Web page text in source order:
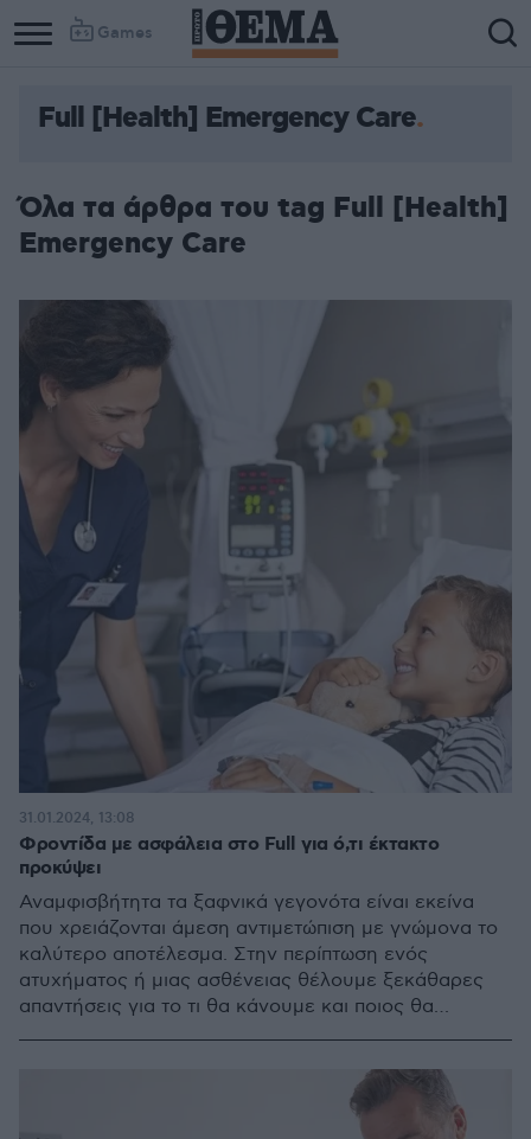
Games
Full [Health] Emergency Care
Όλα τα άρθρα του tag Full [Health]
Emergency Care
Φροντίδα με ασφάλεια στο Full για ό,τι έκτακτο
προκύψει
Αναμφισβήτητα τα ξαφνικά γεγονότα είναι εκείνα
που χρειάζονται άμεση αντιμετώπιση με γνώμονα το
καλύτερο αποτέλεσμα. Στην περίπτωση ενός
ατυχήματος ή μιας ασθένειας θέλουμε ξεκάθαρες
απαντήσεις για το τι θα κάνουμε και ποιος θα
ηρεμία και τη σιγουριά που έχουμε ανάγκη, και
31.01.2024, 13:08